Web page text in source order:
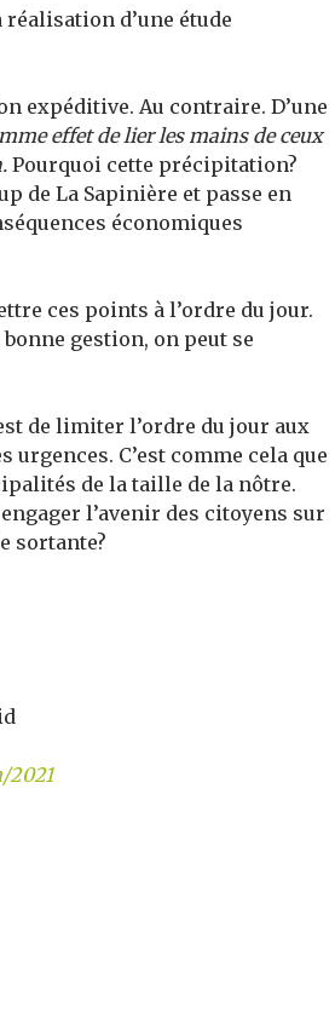
d’une étude
expéditive. Au contraire. D’une
effet de lier les mains de ceux
Pourquoi cette précipitation?
de La Sapinière et passe en
économiques
ces points à l’ordre du jour.
gestion, on peut se
de limiter l’ordre du jour aux
C’est comme cela que
de la taille de la nôtre.
l’avenir des citoyens sur
sortante?
2021